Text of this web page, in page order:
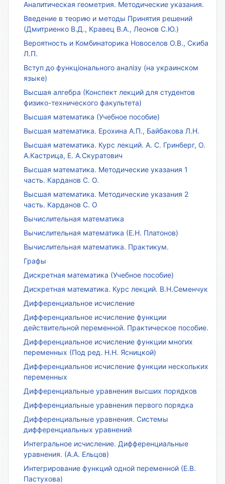
Аналитическая геометрия. Методические указания.
Введение в теорию и методы Принятия решений
(Дмитриенко В.Д., Кравец В.А., Леонов С.Ю.)
Вероятность и Комбинаторика Новоселов О.В., Скиба
Л.П.
Вступ до функціонального аналізу (на украинском
языке)
Высшая алгебра (Конспект лекций для студентов
физико-технического факультета)
Высшая математика (Учебное пособие)
Высшая математика. Ерохина А.П., Байбакова Л.Н.
Высшая математика. Курс лекций. А. С. Гринберг, О.
А.Кастрица, Е. А.Скуратович
Высшая математика. Методические указания 1
часть. Карданов С. О.
Высшая математика. Методические указания 2
часть. Карданов С. О
Вычислительная математика
Вычислительная математика (Е.Н. Платонов)
Вычислительная математика. Практикум.
Графы
Дискретная математика (Учебное пособие)
Дискретная математика. Курс лекций. В.Н.Семенчук
Дифференциальное исчисление
Дифференциальное исчисление функции
действительной переменной. Практическое пособие.
Дифференциальное исчисление функции многих
переменных (Под ред. Н.Н. Ясницкой)
Дифференциальное исчисление функции нескольких
переменных
Дифференциальные уравнения высших порядков
Дифференциальные уравнения первого порядка
Дифференциальные уравнения. Системы
дифференциальных уравнений
Интегральное исчисление. Дифференциальные
уравнения. (А.А. Ельцов)
Интегрирование функций одной переменной (Е.В.
Пастухова)